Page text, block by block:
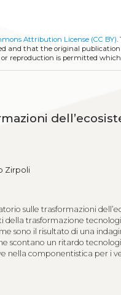
Attribution License (CC BY).
and that the original
reproduction is permitted
Zirpoli
sulle trasformazioni
della trasformazione
sono il risultato di una
scontano un ritardo
nella componentistica per i